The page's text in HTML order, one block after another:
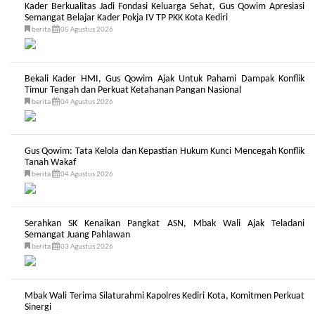
Kader Berkualitas Jadi Fondasi Keluarga Sehat, Gus Qowim Apresiasi
Semangat Belajar Kader Pokja IV TP PKK Kota Kediri
berita 05 Agustus 2026
Bekali Kader HMI, Gus Qowim Ajak Untuk Pahami Dampak Konflik
Timur Tengah dan Perkuat Ketahanan Pangan Nasional
berita 04 Agustus 2026
Gus Qowim: Tata Kelola dan Kepastian Hukum Kunci Mencegah Konflik
Tanah Wakaf
berita 04 Agustus 2026
Serahkan SK Kenaikan Pangkat ASN, Mbak Wali Ajak Teladani
Semangat Juang Pahlawan
berita 03 Agustus 2026
Mbak Wali Terima Silaturahmi Kapolres Kediri Kota, Komitmen Perkuat
Sinergi